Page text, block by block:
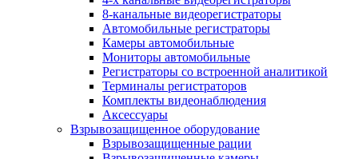
8-канальные видеорегистраторы
Автомобильные регистраторы
Камеры автомобильные
Мониторы автомобильные
Регистраторы со встроенной аналитикой
Терминалы регистраторов
Комплекты видеонаблюдения
Аксессуары
Взрывозащищенное оборудование
Взрывозащищенные рации